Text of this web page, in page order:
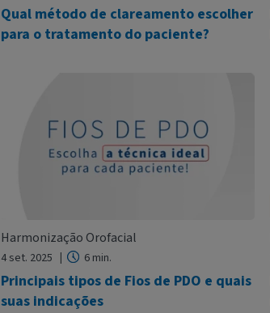
Qual método de clareamento escolher
para o tratamento do paciente?
Harmonização Orofacial
4 set. 2025 6 min.
Principais tipos de Fios de PDO e quais
suas indicações